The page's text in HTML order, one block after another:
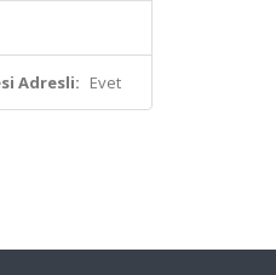
Adresli: Evet